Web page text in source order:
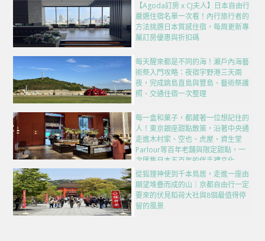
【Agoda訂房 x CJ夫人】日本自由行
嚴選住宿名單一次看！內行旅行者的
方法挑選日本質感住宿，每周更新專
屬訂房優惠與折扣碼
每天醒來都是不同的海！瀨戶內海藝
術祭入門攻略：夜宿宇野港三天兩
夜，完成跳島直島與豐島、藝術祭護
照、交通住宿一次整理
每一盒和菓子，都藏著一位想記住的
人！東京銀座甜點散策，沿著中央通
走進木村家、空也、虎屋、資生堂
Parlour等百年老舖與限定甜點，一
次匯集日本五百年的伴手禮文化
從狐狸神使到千本鳥居，走進一座由
願望堆疊而成的山｜京都自由行一定
要來的伏見稻荷大社與8個最值得停
留的風景